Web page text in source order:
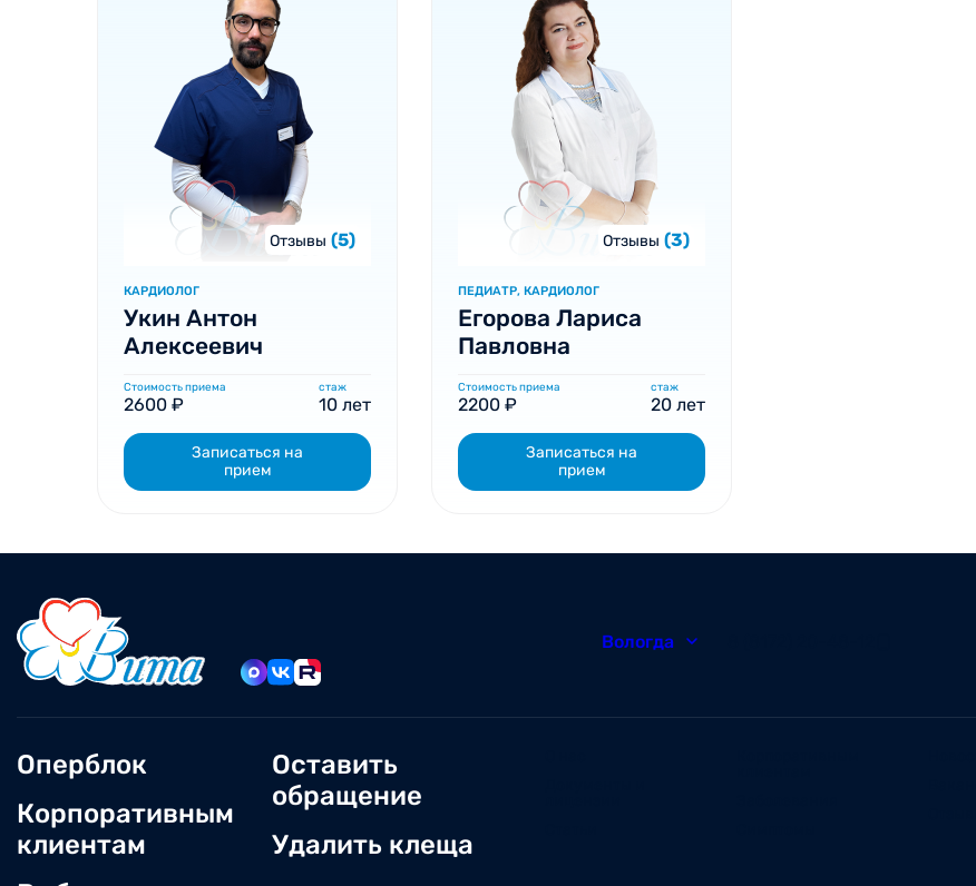
Отзывы (5)
КАРДИОЛОГ
Укин Антон
Алексеевич
Стоимость приема
2600 ₽
стаж
10 лет
Записаться на
прием
Отзывы (3)
ПЕДИАТР, КАРДИОЛОГ
Егорова Лариса
Павловна
Стоимость приема
2200 ₽
стаж
20 лет
Записаться на
прием
Вологда
Оперблок
Корпоративным
клиентам
Оставить
обращение
Удалить клеща